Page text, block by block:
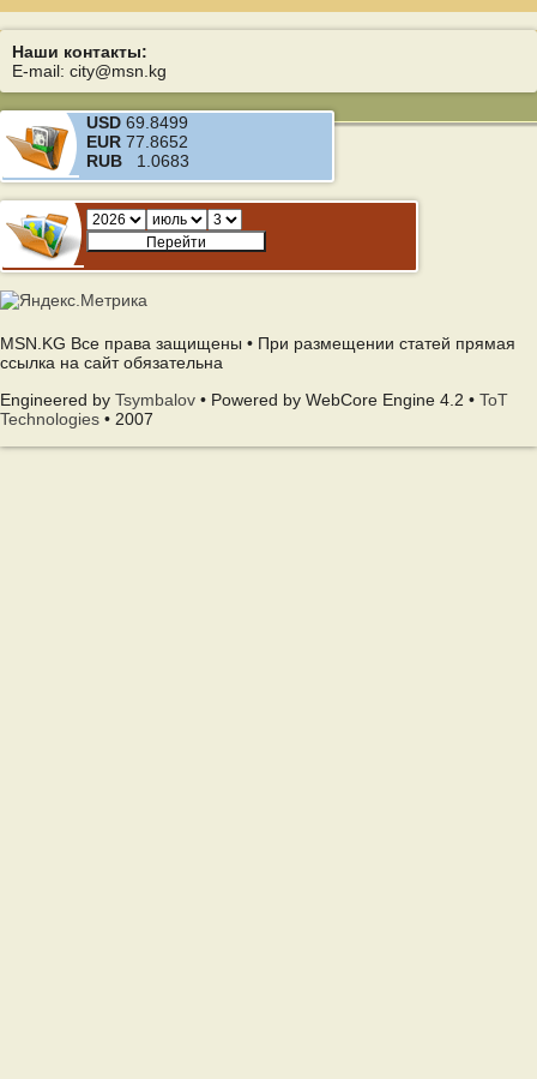
Наши контакты:
E-mail: city@msn.kg
USD 69.8499
EUR 77.8652
RUB 1.0683
MSN.KG Все права защищены • При размещении статей прямая
ссылка на сайт обязательна
Engineered by Tsymbalov • Powered by WebCore Engine 4.2 • ToT
Technologies • 2007